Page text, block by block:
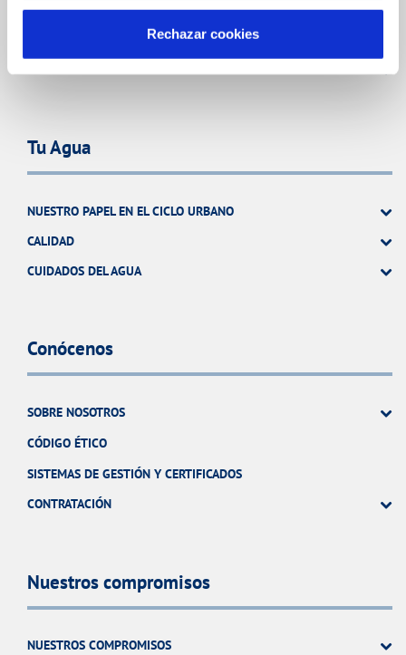
Rechazar cookies
FACTURAS Y PRECIOS
Tu Agua
NUESTRO PAPEL EN EL CICLO URBANO
CALIDAD
CUIDADOS DEL AGUA
Conócenos
SOBRE NOSOTROS
CÓDIGO ÉTICO
SISTEMAS DE GESTIÓN Y CERTIFICADOS
CONTRATACIÓN
Nuestros compromisos
NUESTROS COMPROMISOS